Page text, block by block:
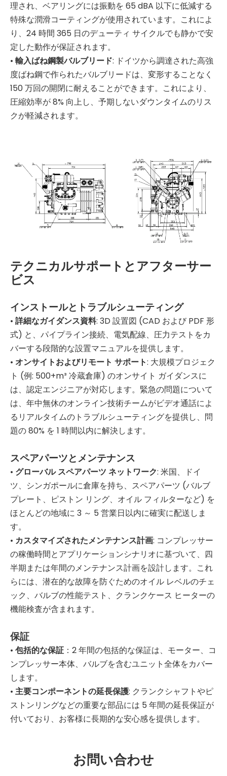
理され、ベアリングには振動を 65 dBA 以下に低減する
特殊な潤滑コーティングが使用されています。これによ
り、24 時間 365 日のデューティ サイクルでも静かで安
定した動作が保証されます。
• 輸入ばね鋼製バルブリード: ドイツから調達された高強
度ばね鋼で作られたバルブリードは、変形することなく
150 万回の開閉に耐えることができます。これにより、
圧縮効率が 8% 向上し、予期しないダウンタイムのリス
クが軽減されます。
テクニカルサポートとアフターサー
ビス
インストールとトラブルシューティング
• 詳細なガイダンス資料: 3D 設置図 (CAD および PDF 形
式) と、パイプライン接続、電気配線、圧力テストをカ
バーする段階的な設置マニュアルを提供します。
• オンサイトおよびリモート サポート: 大規模プロジェク
ト (例: 500+m³ 冷蔵倉庫) のオンサイト ガイダンスに
は、認定エンジニアが対応します。緊急の問題について
は、年中無休のオンライン技術チームがビデオ通話によ
るリアルタイムのトラブルシューティングを提供し、問
題の 80% を 1 時間以内に解決します。
スペアパーツとメンテナンス
• グローバル スペアパーツ ネットワーク: 米国、ドイ
ツ、シンガポールに倉庫を持ち、スペアパーツ (バルブ
プレート、ピストン リング、オイル フィルターなど) を
ほとんどの地域に 3 ～ 5 営業日以内に確実に配送しま
す。
• カスタマイズされたメンテナンス計画: コンプレッサー
の稼働時間とアプリケーションシナリオに基づいて、四
半期または年間のメンテナンス計画を設計します。これ
らには、潜在的な故障を防ぐためのオイル レベルのチェ
ック、バルブの性能テスト、クランクケース ヒーターの
機能検査が含まれます。
保証
• 包括的な保証：2 年間の包括的な保証は、モーター、コ
ンプレッサー本体、バルブを含むユニット全体をカバー
します。
• 主要コンポーネントの延長保護: クランクシャフトやピ
ストンリングなどの重要な部品には 5 年間の延長保証が
付いており、お客様に長期的な安心感を提供します。
お問い合わせ